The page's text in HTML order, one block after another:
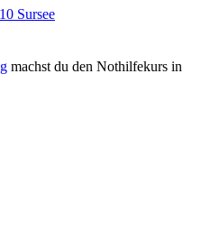
Sursee
machst du den Nothilfekurs in